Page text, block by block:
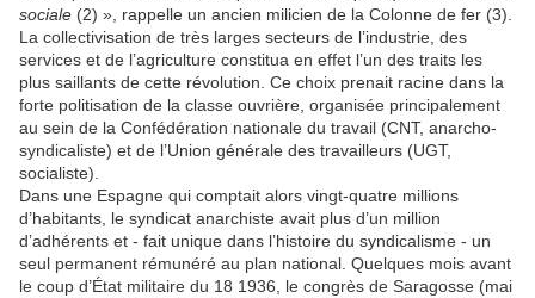
sociale (2) », rappelle un ancien milicien de la Colonne de fer (3).
La collectivisation de très larges secteurs de l’industrie, des
services et de l’agriculture constitua en effet l’un des traits les
plus saillants de cette révolution. Ce choix prenait racine dans la
forte politisation de la classe ouvrière, organisée principalement
au sein de la Confédération nationale du travail (CNT, anarcho-
syndicaliste) et de l’Union générale des travailleurs (UGT,
socialiste).
Dans une Espagne qui comptait alors vingt-quatre millions
d’habitants, le syndicat anarchiste avait plus d’un million
d’adhérents et - fait unique dans l’histoire du syndicalisme - un
seul permanent rémunéré au plan national. Quelques mois avant
le coup d’État militaire du 18 1936, le congrès de Saragosse (mai